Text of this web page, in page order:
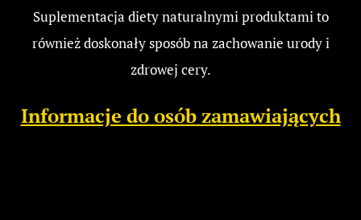
Suplementacja diety naturalnymi produktami to
również doskonały sposób na zachowanie urody i
zdrowej cery. 👩
Informacje do osób zamawiających